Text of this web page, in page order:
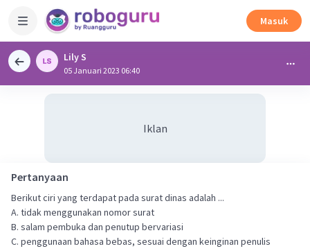
Masuk
Lily S
05 Januari 2023 06:40
Iklan
Pertanyaan
Berikut ciri yang terdapat pada surat dinas adalah ...
A. tidak menggunakan nomor surat
B. salam pembuka dan penutup bervariasi
C. penggunaan bahasa bebas, sesuai dengan keinginan penulis